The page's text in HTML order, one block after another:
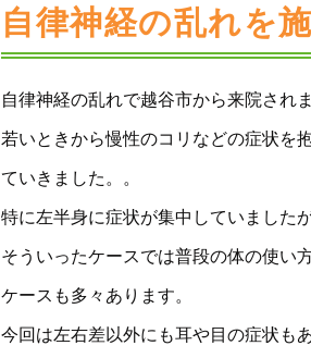
自律神経の乱れを
自律神経の乱れで越谷市から来院されま
若いときから慢性のコリなどの症状を
ていきました。。
特に左半身に症状が集中していました
そういったケースでは普段の体の使い
ケースも多々あります。
今回は左右差以外にも耳や目の症状も